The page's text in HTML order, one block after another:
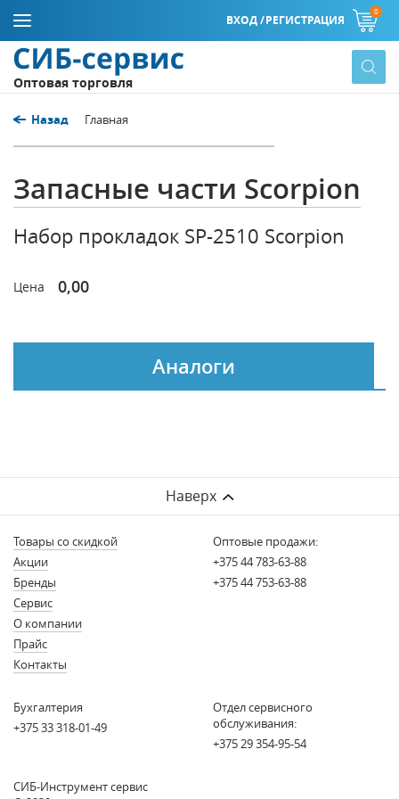
ВХОД /РЕГИСТРАЦИЯ
0
Оптовая торговля
Назад Главная
Запасные части Scorpion
Набор прокладок SP-2510 Scorpion
Цена 0,00
Аналоги
Наверх
Товары со скидкой
Акции
Бренды
Сервис
О компании
Прайс
Контакты
Оптовые продажи:
+375 44 783-63-88
+375 44 753-63-88
Бухгалтерия
+375 33 318-01-49
Отдел сервисного
обслуживания:
+375 29 354-95-54
СИБ-Инструмент сервис